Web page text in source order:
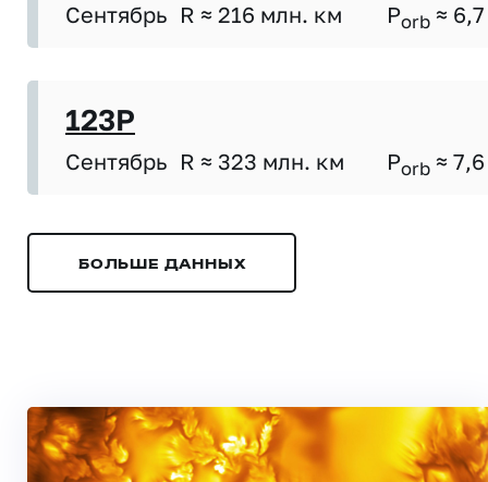
Сентябрь R ≈ 216 млн. км Porb ≈ 6,7
123P
Сентябрь R ≈ 323 млн. км Porb ≈ 7,6
БОЛЬШЕ ДАННЫХ